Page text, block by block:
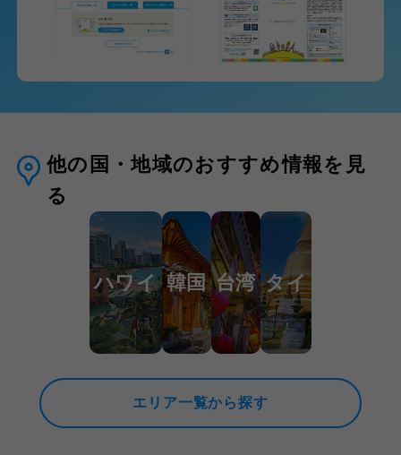
他の国・地域のおすすめ情報を見
る
ハワイ 韓国 台湾 タイ
エリア一覧から探す